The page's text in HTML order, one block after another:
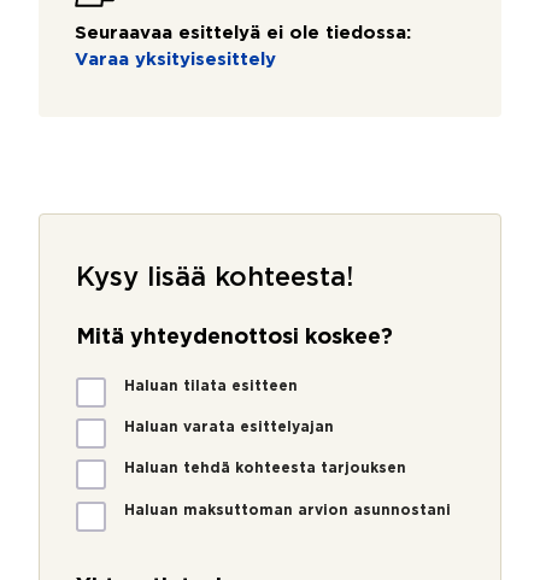
Seuraavaa esittelyä ei ole tiedossa:
Varaa yksityisesittely
Kysy lisää kohteesta!
Mitä yhteydenottosi koskee?
M
i
ä
Haluan tilata esitteen
Haluan varata esittelyajan
Haluan tehdä kohteesta tarjouksen
Haluan maksuttoman arvion asunnostani